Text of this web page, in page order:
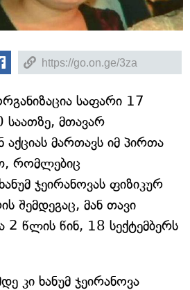
საფარი 17
საათზე, მთავარ
მართავს იმ პირთა
რომლებიც
ჯეირანოვას ფიზიკურ
შემდეგაც, მან თავი
2 წლის წინ, 18 სექტემბერს
კი ხანუმ ჯეირანოვა